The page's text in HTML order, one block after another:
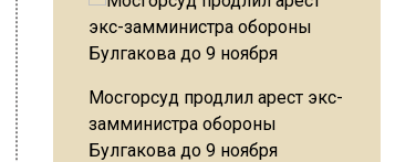
Мосгорсуд продлил арест экс-
замминистра обороны
Булгакова до 9 ноября